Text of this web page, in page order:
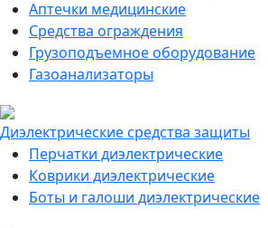
Аптечки медицинские
Средства ограждения
Грузоподъемное оборудование
Газоанализаторы
Диэлектрические средства защиты
Перчатки диэлектрические
Коврики диэлектрические
Боты и галоши диэлектрические